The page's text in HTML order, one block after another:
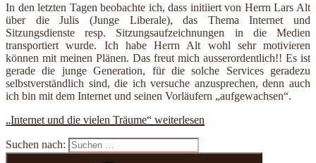
In den letzten Tagen beobachte ich, dass initiiert von Herrn Lars Alt
über die Julis (Junge Liberale), das Thema Internet und
Sitzungsdienste resp. Sitzungsaufzeichnungen in die Medien
transportiert wurde. Ich habe Herrn Alt wohl sehr motivieren
können mit meinen Plänen. Das freut mich ausserordentlich!! Es ist
gerade die junge Generation, für die solche Services geradezu
selbstverständlich sind, die ich versuche anzusprechen, denn auch
ich bin mit dem Internet und seinen Vorläufern „aufgewachsen“.
„Internet und die vielen Träume“ weiterlesen
Suchen nach: